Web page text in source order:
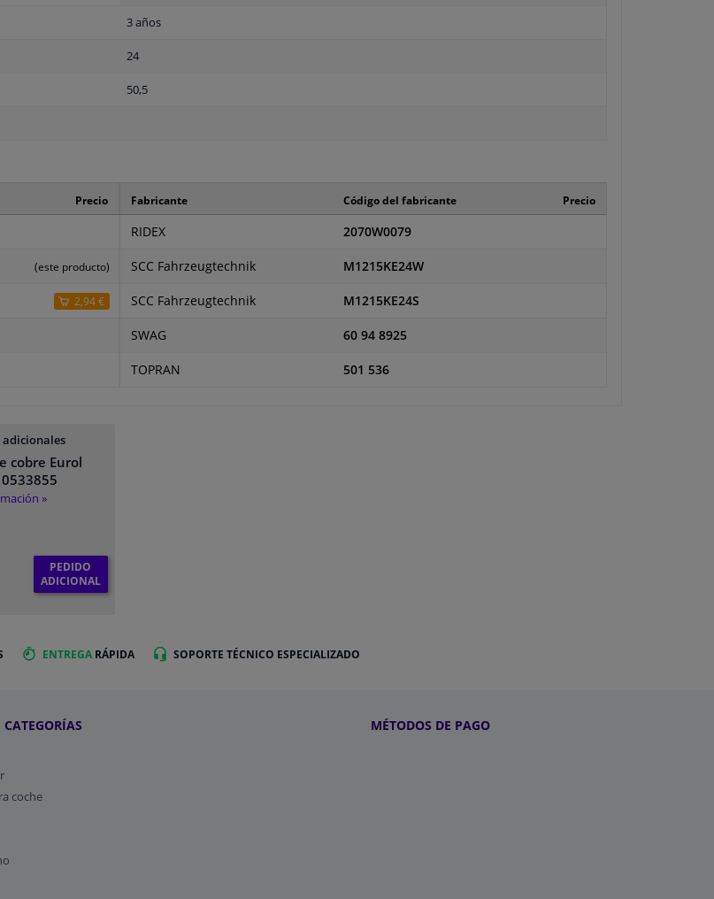
3 años
24
50,5
Precio
(este producto)
2,94 €
Fabricante Código del fabricante Precio
RIDEX 2070W0079
SCC Fahrzeugtechnik M1215KE24W
SCC Fahrzeugtechnik M1215KE24S
SWAG 60 94 8925
TOPRAN 501 536
adicionales
cobre Eurol
»
PEDIDO
ADICIONAL
ENTREGA RÁPIDA SOPORTE TÉCNICO ESPECIALIZADO
coche
MÉTODOS DE PAGO